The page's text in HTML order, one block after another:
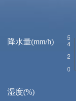
降水量(mm/h)
湿度(%)